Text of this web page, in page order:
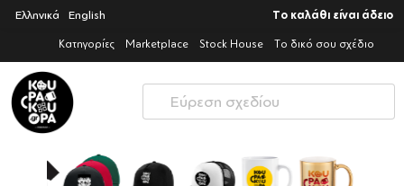
Ελληνικά English Το καλάθι είναι άδειο
Κατηγορίες Marketplace Stock House Το δικό σου σχέδιο